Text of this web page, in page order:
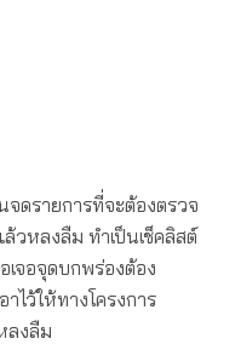
จดรายการที่จะต้องตรวจ
วหลงลืม ทำเป็นเช็คลิสต์
เจอจุดบกพร่องต้อง
ไว้ให้ทางโครงการ
ลงลืม​